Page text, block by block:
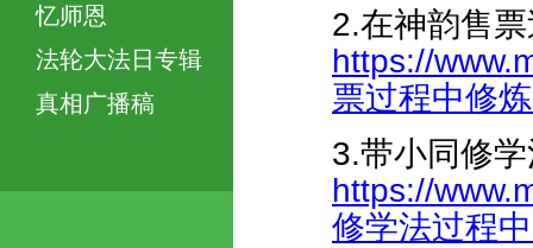
忆师恩
法轮大法日专辑
真相广播稿
2.在神韵售
https://
票过程中修
3.带小同修
https://
修学法过程